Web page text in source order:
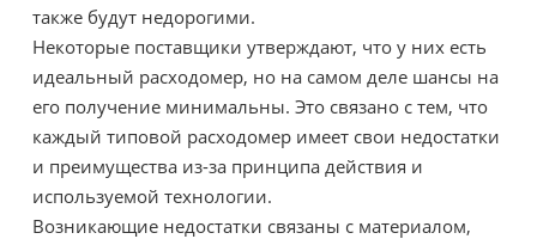
также будут недорогими.
Некоторые поставщики утверждают, что у них есть
идеальный расходомер, но на самом деле шансы на
его получение минимальны. Это связано с тем, что
каждый типовой расходомер имеет свои недостатки
и преимущества из-за принципа действия и
используемой технологии.
Возникающие недостатки связаны с материалом,